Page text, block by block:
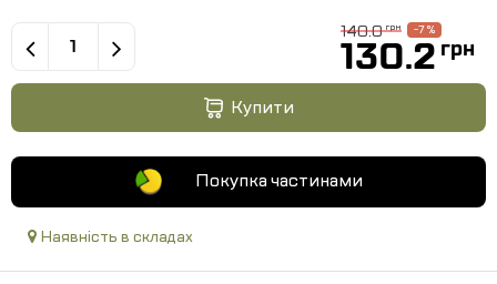
140.0 грн -7 %
130.2 грн
Купити
Покупка частинами
Наявність в складах